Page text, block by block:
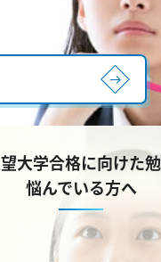
大学合格に向けた
悩んでいる方へ